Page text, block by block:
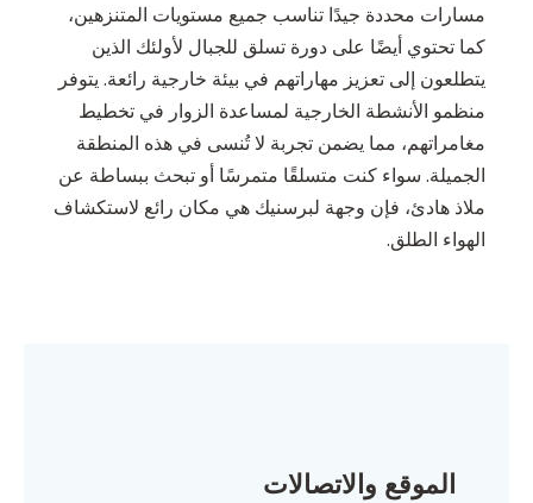
مسارات محددة جيدًا تناسب جميع مستويات المتنزهين،
كما تحتوي أيضًا على دورة تسلق للجبال لأولئك الذين
يتطلعون إلى تعزيز مهاراتهم في بيئة خارجية رائعة. يتوفر
منظمو الأنشطة الخارجية لمساعدة الزوار في تخطيط
مغامراتهم، مما يضمن تجربة لا تُنسى في هذه المنطقة
الجميلة. سواء كنت متسلقًا متمرسًا أو تبحث ببساطة عن
ملاذ هادئ، فإن وجهة لبرسنيك هي مكان رائع لاستكشاف
الهواء الطلق.
الموقع والاتصالات